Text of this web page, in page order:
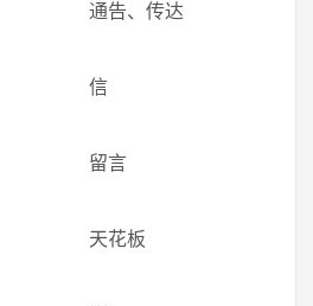
） 通告、传达
） 信
） 留言
う） 天花板